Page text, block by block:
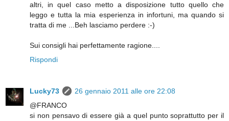
altri, in quel caso metto a disposizione tutto quello che
leggo e tutta la mia esperienza in infortuni, ma quando si
tratta di me ...Beh lasciamo perdere :-)
Sui consigli hai perfettamente ragione....
Rispondi
Lucky73
26 gennaio 2011 alle ore 22:08
@FRANCO
si non pensavo di essere già a quel punto soprattutto per il